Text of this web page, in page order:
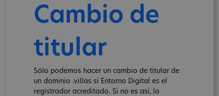
Cambio de
titular
Sólo podemos hacer un cambio de titular de
un dominio .villas si Entorno Digital es el
registrador acreditado. Si no es así, lo